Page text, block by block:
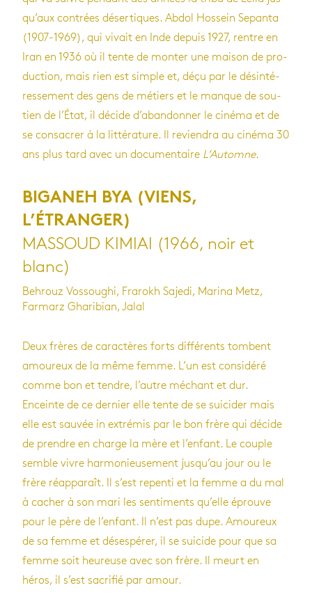
qu’aux contrées déser­tiques. Abdol Hos­sein Sepanta
(1907-1969), qui vivait en Inde depuis 1927, rentre en
Iran en 1936 où il tente de mon­ter une mai­son de pro­
duc­tion, mais rien est simple et, déçu par le dés­in­té­
res­se­ment des gens de métiers et le manque de sou­
tien de l’État, il décide d’aban­don­ner le cinéma et de
se consa­crer à la lit­té­ra­ture. Il revien­dra au cinéma 30
ans plus tard avec un docu­men­taire L’Au­tomne.
BIGANEH BYA (VIENS,
L’ÉTRANGER)
MASSOUD KIMIAI (1966, noir et
blanc)
Behrouz Vossoughi, Frarokh Sajedi, Marina Metz,
Farmarz Gharibian, Jalal
Deux frères de carac­tères forts dif­fé­rents tombent
amou­reux de la même femme. L’un est consi­déré
comme bon et tendre, l’autre méchant et dur.
Enceinte de ce der­nier elle tente de se sui­ci­der mais
elle est sau­vée in extré­mis par le bon frère qui décide
de prendre en charge la mère et l’en­fant. Le couple
semble vivre har­mo­nieu­se­ment jus­qu’au jour ou le
frère réap­pa­raît. Il s’est repenti et la femme a du mal
à cacher à son mari les sen­ti­ments qu’elle éprouve
pour le père de l’en­fant. Il n’est pas dupe. Amou­reux
de sa femme et déses­pé­rer, il se sui­cide pour que sa
femme soit heu­reuse avec son frère. Il meurt en
héros, il s’est sacri­fié par amour.